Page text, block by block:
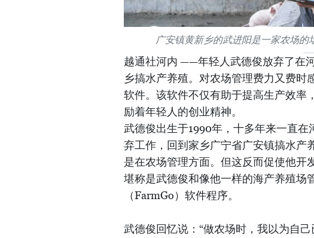
广安镇黄新乡的武进阳是一家农场的
越通社河内 ——年轻人武德俊放弃了在
乡搞水产养殖。对农场管理费力又费时
软件。该软件不仅有助于提高生产效率
励着年轻人的创业精神。
武德俊出生于1990年，十多年来一直
弃工作，回到家乡广宁省广安镇搞水产
是在农场管理方面。但这反而促使他开
堪称是武德俊和像他一样的海产养殖场
（FarmGo）软件程序。
武德俊回忆说：“做农场时，我以为自